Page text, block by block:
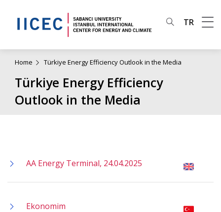
TR
Home Türkiye Energy Efficiency Outlook in the Media
Türkiye Energy Efficiency
Outlook in the Media
AA Energy Terminal, 24.04.2025
Ekonomim